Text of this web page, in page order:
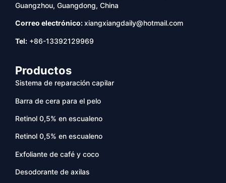
Guangzhou, Guangdong, China
Correo electrónico:xiangxiangdaily@hotmail.com
Tel: +86-13392129969
Productos
Sistema de reparación capilar
Barra de cera para el pelo
Retinol 0,5% en escualeno
Retinol 0,5% en escualeno
Exfoliante de café y coco
Desodorante de axilas